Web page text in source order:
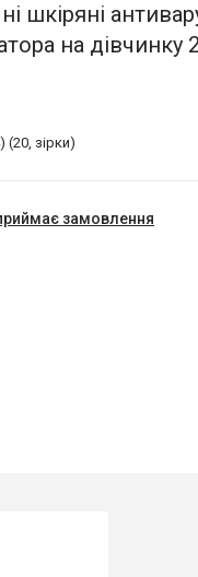
шкіряні
на дівчинку
(20, зірки)
замовлення